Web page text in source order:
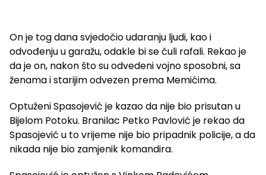
On je tog dana svjedočio udaranju ljudi, kao i
odvođenju u garažu, odakle bi se čuli rafali. Rekao je
da je on, nakon što su odvedeni vojno sposobni, sa
ženama i starijim odvezen prema Memićima.
Optuženi Spasojević je kazao da nije bio prisutan u
Bijelom Potoku. Branilac Petko Pavlović je rekao da
Spasojević u to vrijeme nije bio pripadnik policije, a da
nikada nije bio zamjenik komandira.